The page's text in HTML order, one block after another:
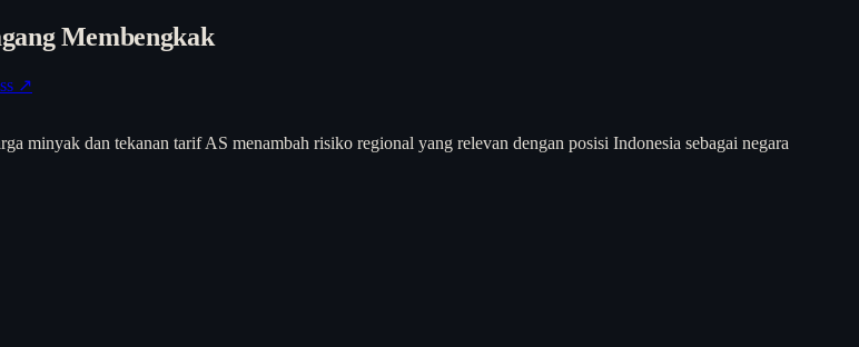
Membengkak
↗
minyak dan tekanan tarif AS menambah risiko regional yang relevan dengan posisi Indonesia sebagai negara